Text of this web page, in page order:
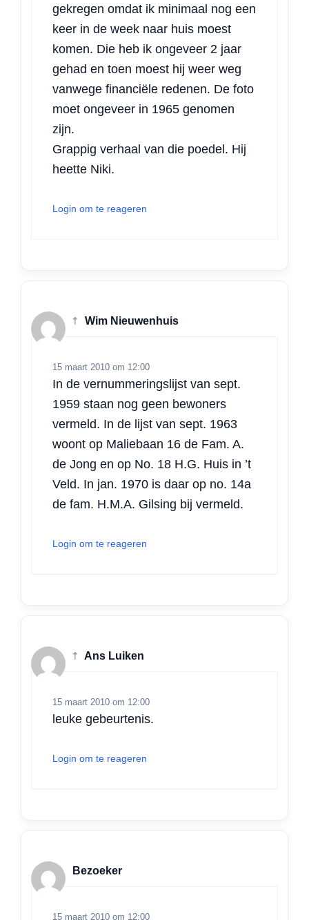
gekregen omdat ik minimaal nog een
keer in de week naar huis moest
komen. Die heb ik ongeveer 2 jaar
gehad en toen moest hij weer weg
vanwege financiële redenen. De foto
moet ongeveer in 1965 genomen
zijn.
Grappig verhaal van die poedel. Hij
heette Niki.
Login om te reageren
† Wim Nieuwenhuis
15 maart 2010 om 12:00
In de vernummeringslijst van sept.
1959 staan nog geen bewoners
vermeld. In de lijst van sept. 1963
woont op Maliebaan 16 de Fam. A.
de Jong en op No. 18 H.G. Huis in ’t
Veld. In jan. 1970 is daar op no. 14a
de fam. H.M.A. Gilsing bij vermeld.
Login om te reageren
† Ans Luiken
15 maart 2010 om 12:00
leuke gebeurtenis.
Login om te reageren
Bezoeker
15 maart 2010 om 12:00